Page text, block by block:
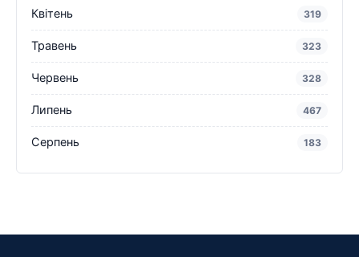
Квітень 319
Травень 323
Червень 328
Липень 467
Серпень 183